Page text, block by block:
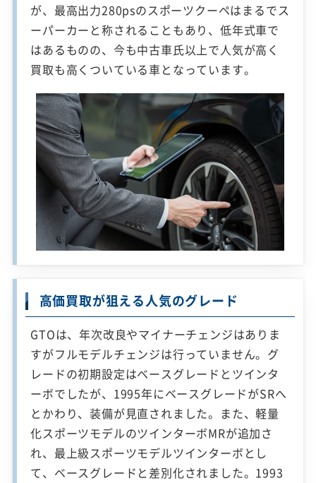
が、最高出力280psのスポーツクーペはまるでス
ーパーカーと称されることもあり、低年式車で
はあるものの、今も中古車氏以上で人気が高く
買取も高くついている車となっています。
高価買取が狙える人気のグレード
GTOは、年次改良やマイナーチェンジはありま
すがフルモデルチェンジは行っていません。グ
レードの初期設定はベースグレードとツインタ
ーボでしたが、1995年にベースグレードがSRへ
とかわり、装備が見直されました。また、軽量
化スポーツモデルのツインターボMRが追加さ
れ、最上級スポーツモデルツインターボとし
て、ベースグレードと差別化されました。1993